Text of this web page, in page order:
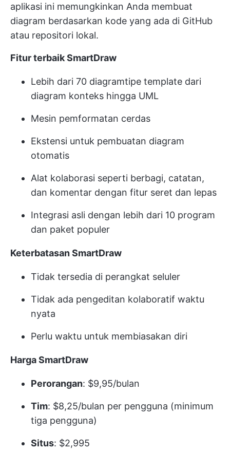
aplikasi ini memungkinkan Anda membuat
diagram berdasarkan kode yang ada di GitHub
atau repositori lokal.
Fitur terbaik SmartDraw
Lebih dari 70 diagramtipe template dari
diagram konteks hingga UML
Mesin pemformatan cerdas
Ekstensi untuk pembuatan diagram
otomatis
Alat kolaborasi seperti berbagi, catatan,
dan komentar dengan fitur seret dan lepas
Integrasi asli dengan lebih dari 10 program
dan paket populer
Keterbatasan SmartDraw
Tidak tersedia di perangkat seluler
Tidak ada pengeditan kolaboratif waktu
nyata
Perlu waktu untuk membiasakan diri
Harga SmartDraw
Perorangan: $9,95/bulan
Tim: $8,25/bulan per pengguna (minimum
tiga pengguna)
Situs: $2,995